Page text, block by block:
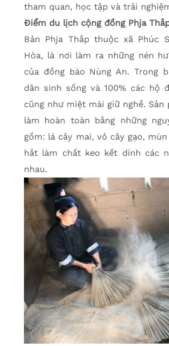
tham quan, học tập và trải
Điểm du lịch cộng đồng Phja
Bản Phja Thắp thuộc xã Phúc
Hòa, là nơi làm ra những nén
của đồng bào Nùng An. Trong
dân sinh sống và 100% các hộ
cũng như miệt mài giữ nghề. Sản
làm hoàn toàn bằng những
gồm: lá cây mai, vỏ cây gạo,
hắt làm chất keo kết dính các
nhau.